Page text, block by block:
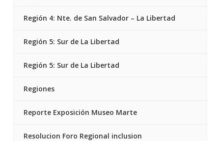
Región 4: Nte. de San Salvador – La Libertad
Región 5: Sur de La Libertad
Región 5: Sur de La Libertad
Regiones
Reporte Exposición Museo Marte
Resolucion Foro Regional inclusion